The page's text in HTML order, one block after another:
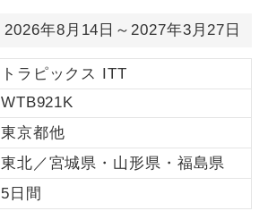
2026年8月14日～2027年3月27日
トラピックス ITT
WTB921K
東京都他
東北／宮城県・山形県・福島県
5日間
1名様1室利用でも追加料金がかからない
コースです。
ご夫婦限定でご参加いただけるコースで
す。
女性限定でご参加いただけるコースで
す。